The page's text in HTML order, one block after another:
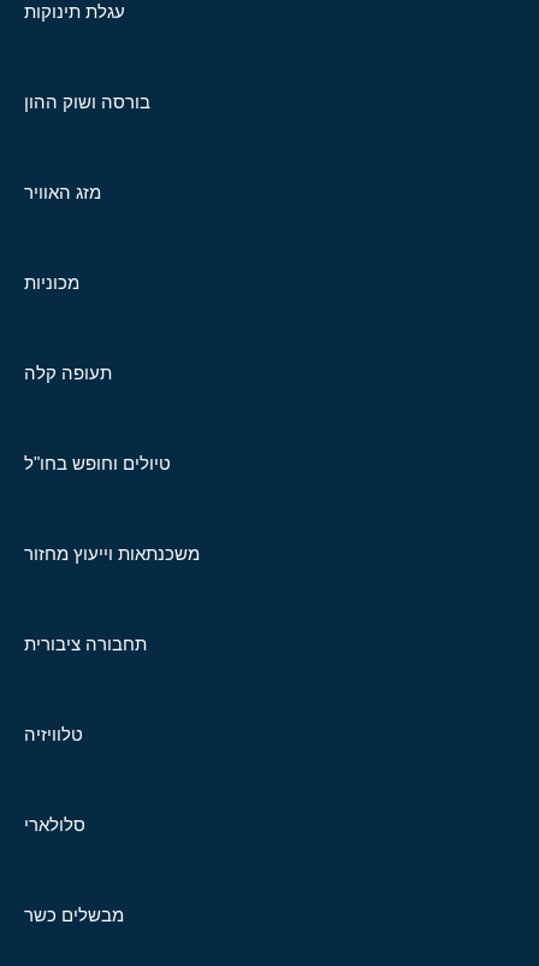
עגלת תינוקות
בורסה ושוק ההון
מזג האוויר
מכוניות
תעופה קלה
טיולים וחופש בחו"ל
משכנתאות וייעוץ מחזור
תחבורה ציבורית
טלוויזיה
סלולארי
מבשלים כשר